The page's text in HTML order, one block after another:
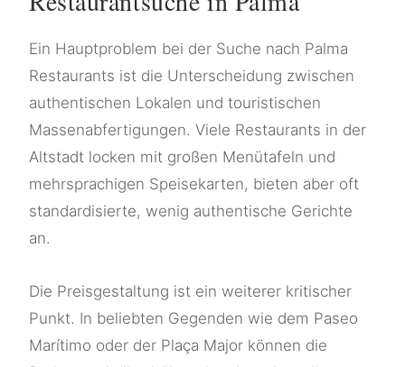
Ein Hauptproblem bei der Suche nach Palma
Restaurants ist die Unterscheidung zwischen
authentischen Lokalen und touristischen
Massenabfertigungen. Viele Restaurants in der
Altstadt locken mit großen Menütafeln und
mehrsprachigen Speisekarten, bieten aber oft
standardisierte, wenig authentische Gerichte
an.
Die Preisgestaltung ist ein weiterer kritischer
Punkt. In beliebten Gegenden wie dem Paseo
Marítimo oder der Plaça Major können die